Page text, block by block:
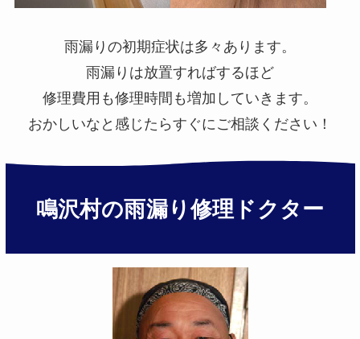
雨漏りの初期症状は多々あります。
雨漏りは放置すればするほど
修理費用も修理時間も増加していきます。
おかしいなと感じたらすぐにご相談ください！
鳴沢村の雨漏り修理ドクター